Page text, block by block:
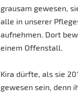
grausam gewesen,
alle in unserer
aufnehmen. Dort
einem Offenstall.
Kira dürfte, als sie
gewesen sein, denn